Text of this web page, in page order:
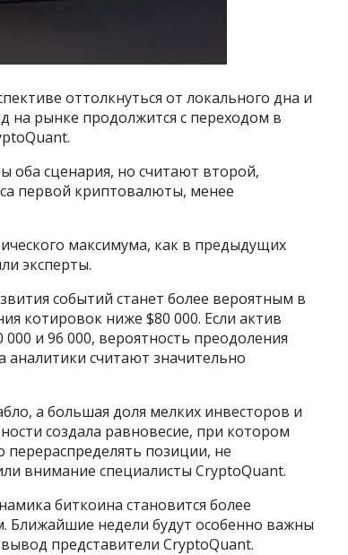
оттолкнуться от локального дна и
на рынке продолжится с переходом в
сценария, но считают второй,
первой криптовалюты, менее
максимума, как в предыдущих
эксперты.
событий станет более вероятным в
котировок ниже $80 000. Если актив
и 96 000, вероятность преодоления
аналитики считают значительно
а большая доля мелких инвесторов и
создала равновесие, при котором
позиции, не
внимание специалисты CryptoQuant.
биткоина становится более
Ближайшие недели будут особенно важны
представители CryptoQuant.